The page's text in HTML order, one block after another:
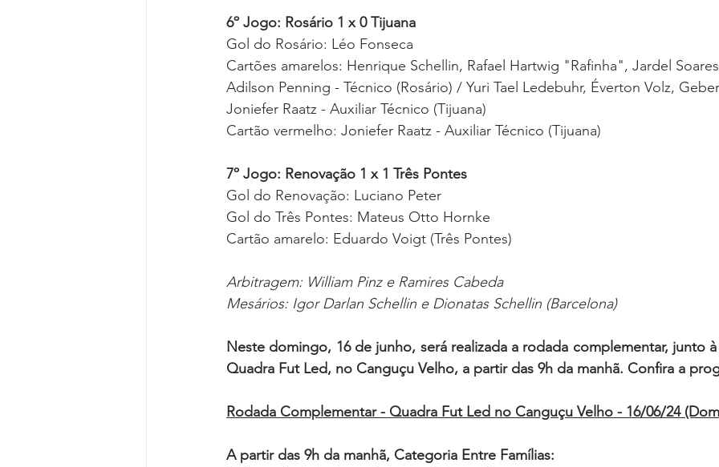
6º Jogo: Rosário 1 x 0 Tijuana
Gol do Rosário: Léo Fonseca
Cartões amarelos: Henrique Schellin, Rafael Hartwig "Rafinha", Jardel
Adilson Penning - Técnico (Rosário) / Yuri Tael Ledebuhr, Éverton Volz,
Joniefer Raatz - Auxiliar Técnico (Tijuana)
Cartão vermelho: Joniefer Raatz - Auxiliar Técnico (Tijuana)
7º Jogo: Renovação 1 x 1 Três Pontes
Gol do Renovação: Luciano Peter
Gol do Três Pontes: Mateus Otto Hornke
Cartão amarelo: Eduardo Voigt (Três Pontes)
Arbitragem: William Pinz e Ramires Cabeda
Mesários: Igor Darlan Schellin e Dionatas Schellin (Barcelona)
Neste domingo, 16 de junho, será realizada a rodada complementar, junto
Quadra Fut Led, no Canguçu Velho, a partir das 9h da manhã. Confira a
Rodada Complementar - Quadra Fut Led no Canguçu Velho - 16/06/24
A partir das 9h da manhã, Categoria Entre Famílias: